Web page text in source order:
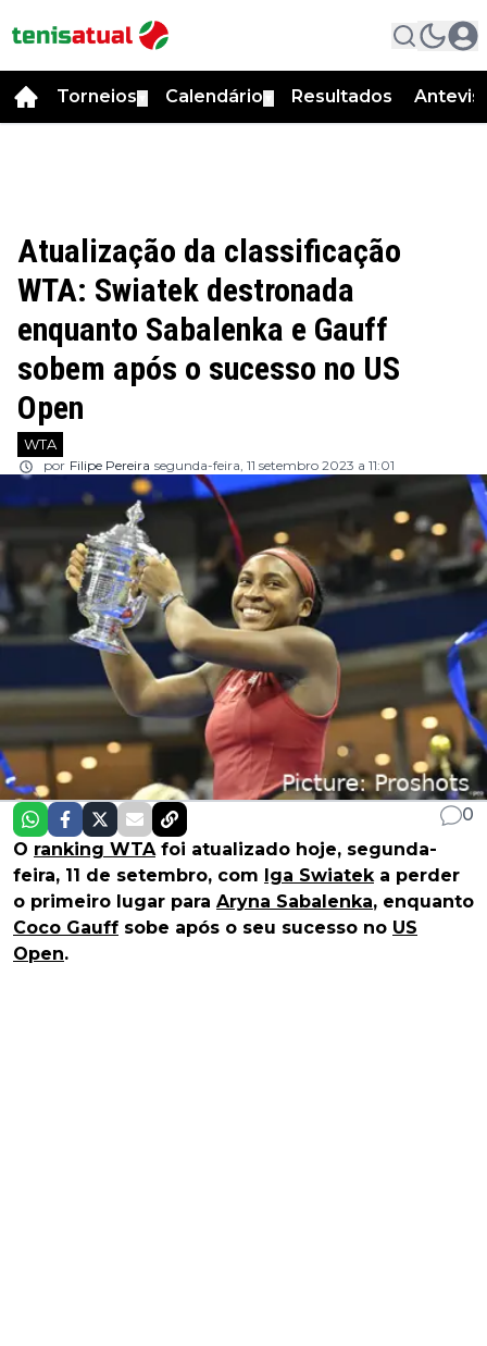
Torneios Calendário Resultados
Atualização da classificação
WTA: Swiatek destronada
enquanto Sabalenka e Gauff
sobem após o sucesso no US
Open
WTA
por Filipe Pereira segunda-feira, 11 setembro 2023 a 11:01
0
O ranking WTAfoi atualizado hoje, segunda-
feira, 11 de setembro, com Iga Swiateka perder
o primeiro lugar para Aryna Sabalenka, enquanto
Coco Gauff sobe após o seu sucesso no US
Open.